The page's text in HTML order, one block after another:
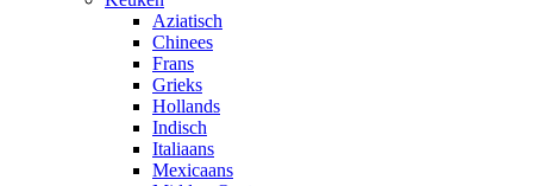
Aziatisch
Chinees
Frans
Grieks
Hollands
Indisch
Italiaans
Mexicaans